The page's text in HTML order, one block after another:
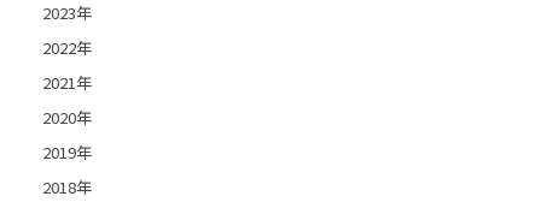
2023年
2022年
2021年
2020年
2019年
2018年